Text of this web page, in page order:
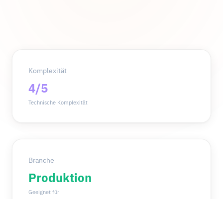
Komplexität
4/5
Technische Komplexität
Branche
Produktion
Geeignet für